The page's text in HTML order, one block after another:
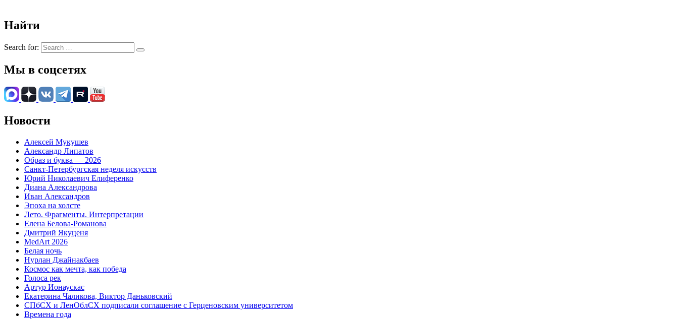
Найти
Search for:
Мы в соцсетях
Новости
Алексей Мукушев
Александр Липатов
Образ и буква — 2026
Санкт-Петербургская неделя искусств
Юрий Николаевич Елиференко
Диана Александрова
Иван Александров
Эпоха на холсте
Лето. Фрагменты. Интерпретации
Елена Белова-Романова
Дмитрий Якуценя
MedArt 2026
Белая ночь
Нурлан Джайнакбаев
Космос как мечта, как победа
Голоса рек
Артур Ионаускас
Екатерина Чаликова, Виктор Даньковский
СПбСХ и ЛенОблСХ подписали соглашение с Герценовским университетом
Времена года